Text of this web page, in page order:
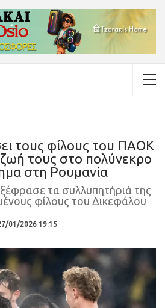
τους φίλους του ΠΑΟΚ
τους στο πολύνεκρο
στη Ρουμανία
τα συλλυπητήριά της
φίλους του Δικεφάλου
01/2026 19:15